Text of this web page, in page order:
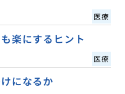
医療
楽にするヒント
医療
になるか